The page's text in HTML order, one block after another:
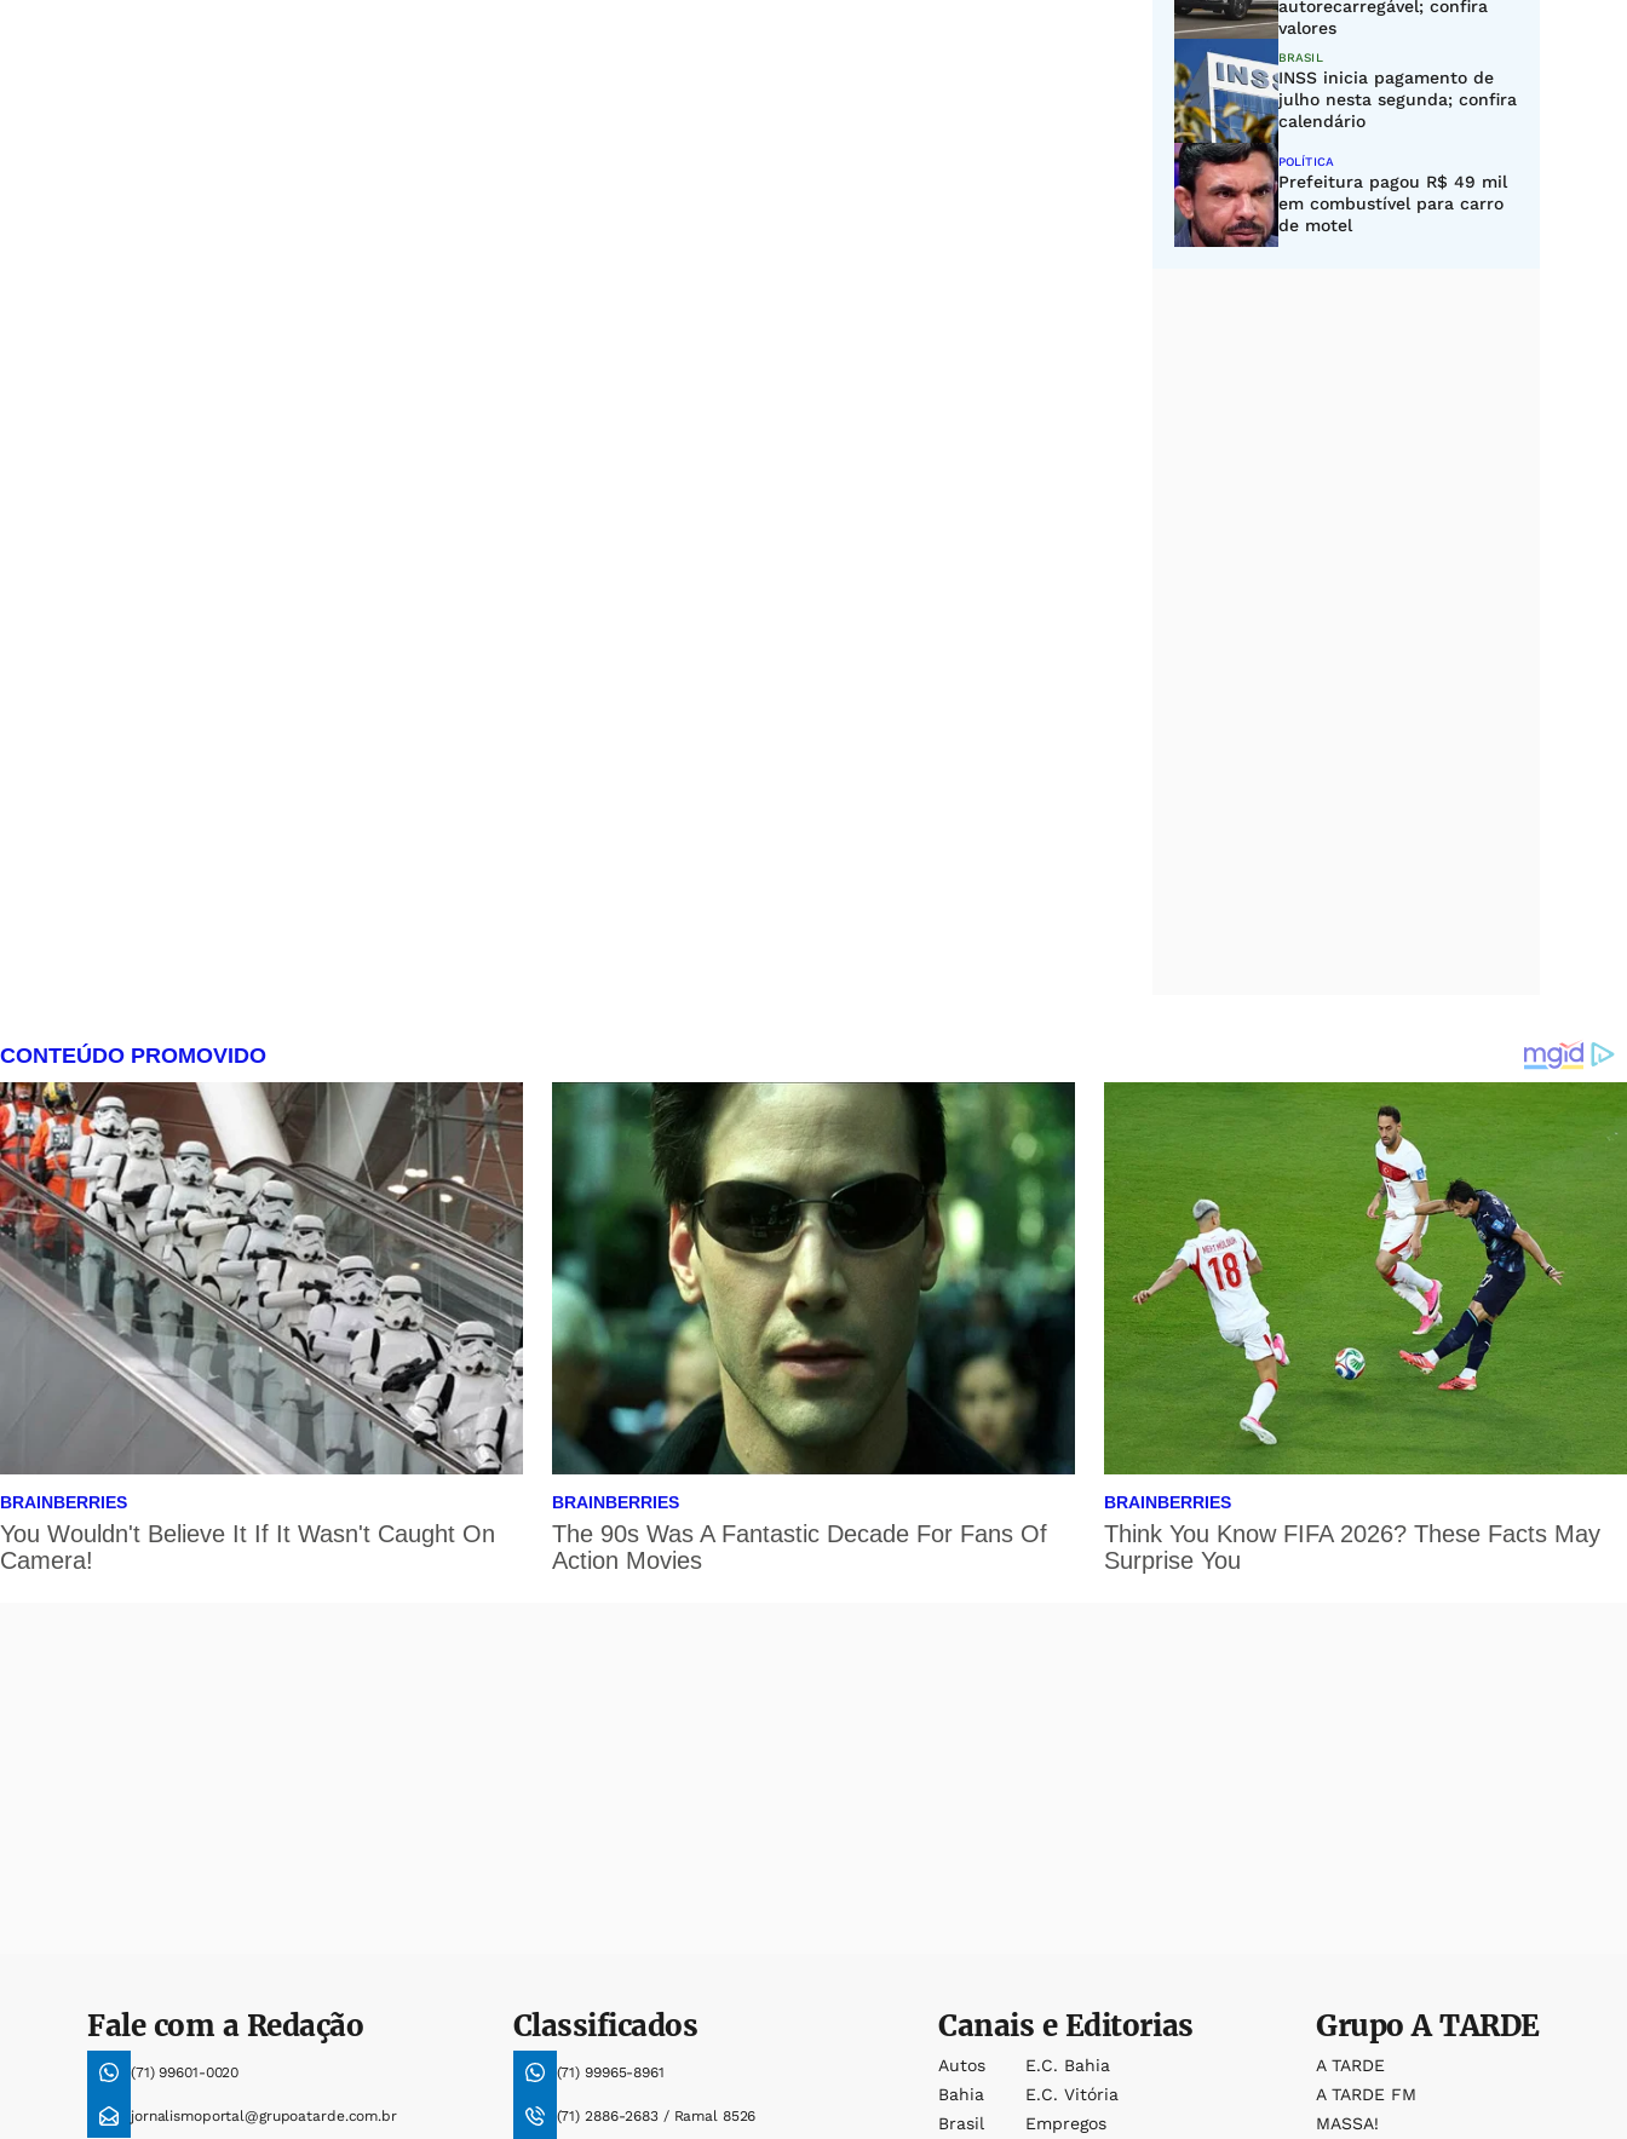
autorecarregável; confira
valores
BRASIL
INSS inicia pagamento de
julho nesta segunda; confira
calendário
POLÍTICA
Prefeitura pagou R$ 49 mil
em combustível para carro
de motel
Fale com a Redação
(71) 99601-0020
jornalismoportal@grupoatarde.com.br
Classificados
(71) 99965-8961
(71) 2886-2683 / Ramal 8526
Canais e Editorias
Autos
Bahia
Brasil
E.c. Bahia
E.c. Vitória
Empregos
GrupoA TARDE
A TARDE
A TARDE FM
MASSA!